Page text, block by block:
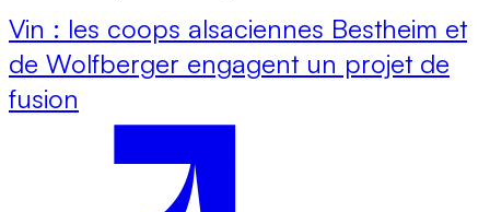
Vin : les coops alsaciennes Bestheim et
de Wolfberger engagent un projet de
fusion